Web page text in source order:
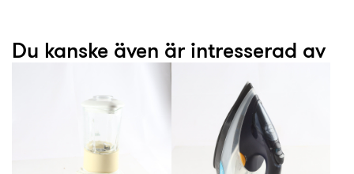
Du kanske även är intresserad av